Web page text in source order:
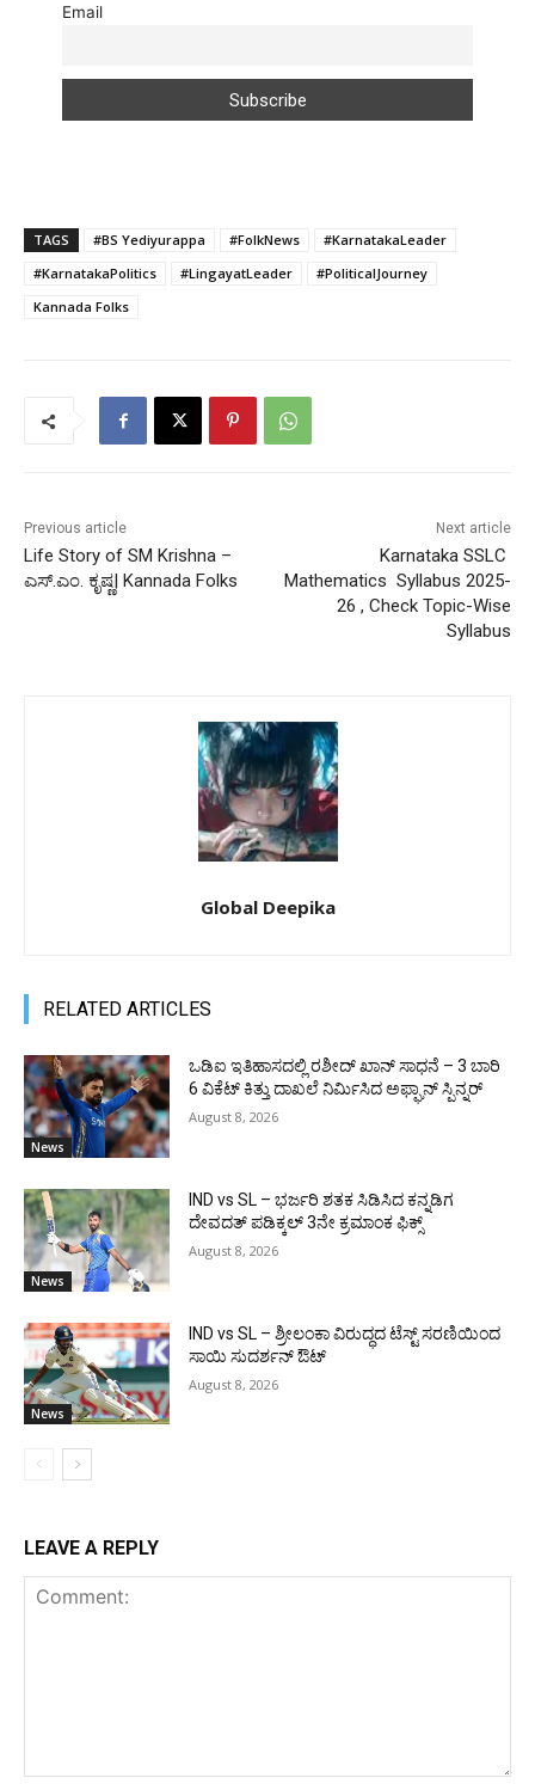
Email
TAGS #BS Yediyurappa #FolkNews
#KarnatakaLeader
#KarnatakaPolitics
#LingayatLeader
#PoliticalJourney
Kannada Folks
Previous article
Life Story of SM Krishna –
ಎಸ್.ಎಂ. ಕೃಷ್ಣ| Kannada Folks
Next article
Karnataka SSLC
Mathematics Syllabus 2025-
26 , Check Topic-Wise
Syllabus
Global Deepika
RELATED ARTICLES
News
ಒಡಿಐ ಇತಿಹಾಸದಲ್ಲಿ ರಶೀದ್ ಖಾನ್ ಸಾಧನೆ – 3 ಬಾರಿ
6 ವಿಕೆಟ್ ಕಿತ್ತು ದಾಖಲೆ ನಿರ್ಮಿಸಿದ ಅಫ್ಘಾನ್ ಸ್ಪಿನ್ನರ್
August 8, 2026
News
IND vs SL – ಭರ್ಜರಿ ಶತಕ ಸಿಡಿಸಿದ ಕನ್ನಡಿಗ
ದೇವದತ್ ಪಡಿಕ್ಕಲ್ 3ನೇ ಕ್ರಮಾಂಕ ಫಿಕ್ಸ್
August 8, 2026
News
IND vs SL – ಶ್ರೀಲಂಕಾ ವಿರುದ್ಧದ ಟೆಸ್ಟ್ ಸರಣಿಯಿಂದ
ಸಾಯಿ ಸುದರ್ಶನ್ ಔಟ್
August 8, 2026
LEAVE A REPLY